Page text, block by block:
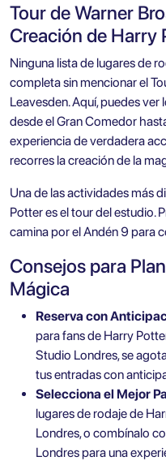
Tour de Warner
Creación de Harry
Ninguna lista de lugares de
completa sin mencionar el
Leavesden. Aquí, puedes ver
desde el Gran Comedor
experiencia de verdadera
recorres la creación de la
Una de las actividades más
Potter es el tour del estudio.
camina por el Andén 9 para
Consejos para
Mágica
Reserva con
para fans de Harry
Studio Londres, se
tus entradas con
Selecciona el Mejor
lugares de rodaje de
Londres, o combínalo
Londres para una